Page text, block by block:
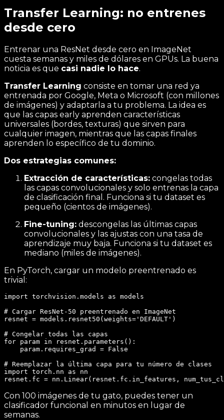
Transfer Learning: no entrenes
desde cero
Entrenar una ResNet desde cero en ImageNet
cuesta semanas y miles de dólares en GPUs. La buena
noticia es que casi nadie lo hace.
Transfer Learning consiste en tomar una red ya
entrenada por Google, Meta o Microsoft (con millones
de imágenes) y adaptarla a tu problema. La idea es
que las capas early aprenden características
universales (bordes, texturas) que sirven para
cualquier imagen, mientras que las capas finales
aprenden lo específico de tu dominio.
Dos estrategias comunes:
Extracción de características: congelas todas
las capas convolucionales y solo entrenas la capa
de clasificación final. Funciona si tu dataset es
pequeño (cientos de imágenes).
Fine-tuning: descongelas las últimas capas
convolucionales y las ajustas con una tasa de
aprendizaje muy baja. Funciona si tu dataset es
mediano (miles de imágenes).
En PyTorch, cargar un modelo preentrenado es
trivial:
import torchvision.models as models
# Cargar ResNet-50 preentrenado en ImageNet
resnet = models.resnet50(weights='DEFAULT')
# Congelar todas las capas
for param in resnet.parameters():
    param.requires_grad = False
# Reemplazar la última capa para tu número de clases
import torch.nn as nn
Con 100 imágenes de tu gato, puedes tener un
clasificador funcional en minutos en lugar de
semanas.